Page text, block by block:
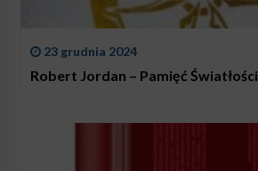
23 grudnia 2024
Robert Jordan – Pamięć Światłości